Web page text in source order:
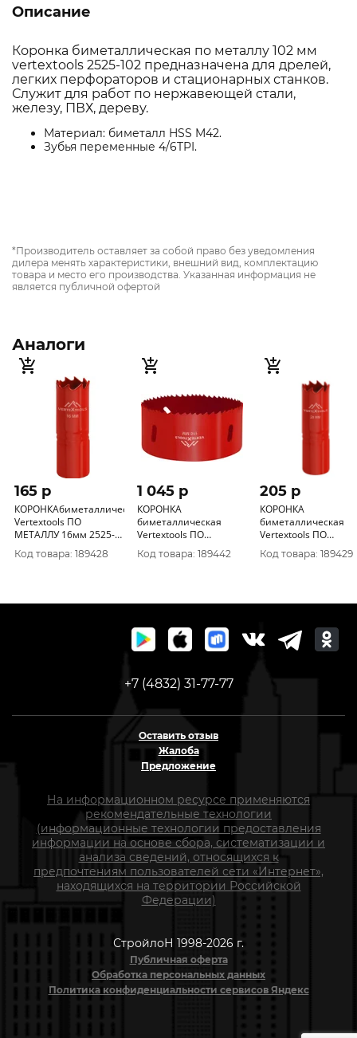
Описание
Коронка биметаллическая по металлу 102 мм
vertextools 2525-102 предназначена для дрелей,
легких перфораторов и стационарных станков.
Служит для работ по нержавеющей стали,
железу, ПВХ, дереву.
Материал: биметалл HSS M42.
Зубья переменные 4/6TPI.
*Производитель оставляет за собой право без уведомления
дилера менять характеристики, внешний вид, комплектацию
товара и место его производства. Указанная информация не
является публичной офертой
Аналоги
165 p
КОРОНКАбиметаллическая
Vertextools ПО
МЕТАЛЛУ 16мм 2525-
16
Код товара: 189428
1 045 p
КОРОНКА
биметаллическая
Vertextools ПО
МЕТАЛЛУ 110мм 2525-
110
Код товара: 189442
205 p
КОРОНКА
биметаллическая
Vertextools ПО
МЕТАЛЛУ 20мм
20
Код товара: 189429
+7 (4832) 31-77-77
Оставить отзыв
Жалоба
Предложение
На информационном ресурсе применяются
рекомендательные технологии
(информационные технологии предоставления
информации на основе сбора, систематизации и
анализа сведений, относящихся к
предпочтениям пользователей сети «Интернет»,
находящихся на территории Российской
Федерации)
СтройлоН 1998-2026 г.
Публичная оферта
Обработка персональных данных
Политика конфиденциальности сервисов Яндекс